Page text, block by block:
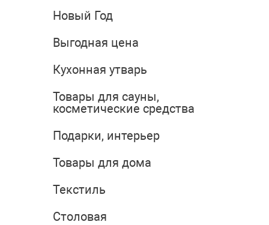
Новый Год
Выгодная цена
Кухонная утварь
Товары для сауны,
косметические средства
Подарки, интерьер
Товары для дома
Текстиль
Столовая